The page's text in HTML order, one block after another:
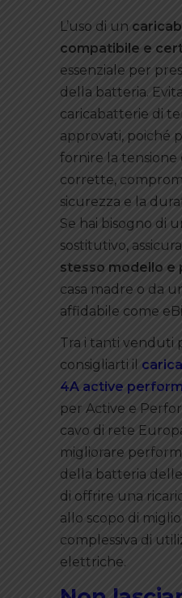
L’uso di un
compatibile e
essenziale per
della batteria.
caricabatterie di
approvati, poiché
fornire la tensione
corrette,
sicurezza e la
Se hai bisogno di
sostitutivo,
stesso modello e
casa madre o da
affidabile come
Tra i tanti venduti
consigliarti il
4A active
per Active e
cavo di rete
migliorare
della batteria
di offrire una
allo scopo di
complessiva di
elettriche.